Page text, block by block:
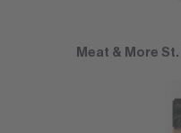
Meat & More